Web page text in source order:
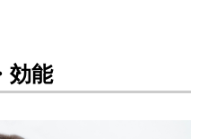
効能